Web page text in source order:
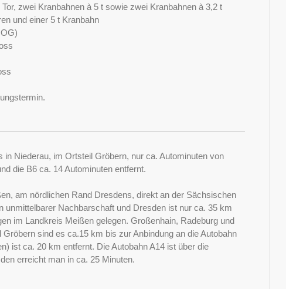
zwei Kranbahnen à 5 t sowie zwei Kranbahnen à 3,2 t
und einer 5 t Kranbahn
Niederau, im Ortsteil Gröbern, nur ca. Autominuten von
die B6 ca. 14 Autominuten entfernt.
am nördlichen Rand Dresdens, direkt an der Sächsischen
Nachbarschaft und Dresden ist nur ca. 35 km
im Landkreis Meißen gelegen. Großenhain, Radeburg und
sind es ca.15 km bis zur Anbindung an die Autobahn
ist ca. 20 km entfernt. Die Autobahn A14 ist über die
erreicht man in ca. 25 Minuten.